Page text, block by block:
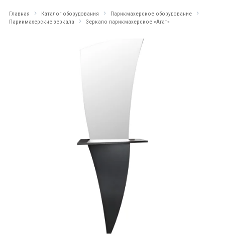
Главная Каталог оборудования
Парикмахерское оборудование
Парикмахерские зеркала
Зеркало парикмахерское «Агат»